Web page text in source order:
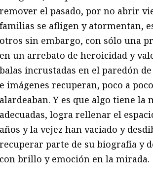
remover el pasado, por no abrir
familias se afligen y atormentan,
otros sin embargo, con sólo una
en un arrebato de heroicidad y
balas incrustadas en el paredón
e imágenes recuperan, poco a
alardeaban. Y es que algo tiene
adecuadas, logra rellenar el
años y la vejez han vaciado y
recuperar parte de su biografía y
con brillo y emoción en la mirada.